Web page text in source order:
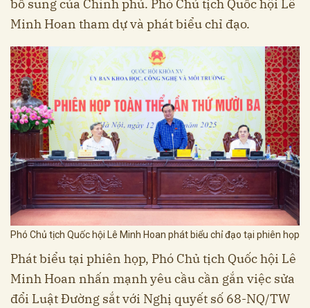
bổ sung của Chính phủ. Phó Chủ tịch Quốc hội Lê
Minh Hoan tham dự và phát biểu chỉ đạo.
Phó Chủ tịch Quốc hội Lê Minh Hoan phát biểu chỉ đạo tại phiên họp
Phát biểu tại phiên họp, Phó Chủ tịch Quốc hội Lê
Minh Hoan nhấn mạnh yêu cầu cần gắn việc sửa
đổi Luật Đường sắt với Nghị quyết số 68-NQ/TW